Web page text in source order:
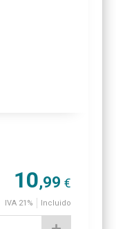
10,99 €
IVA 21% Incluido